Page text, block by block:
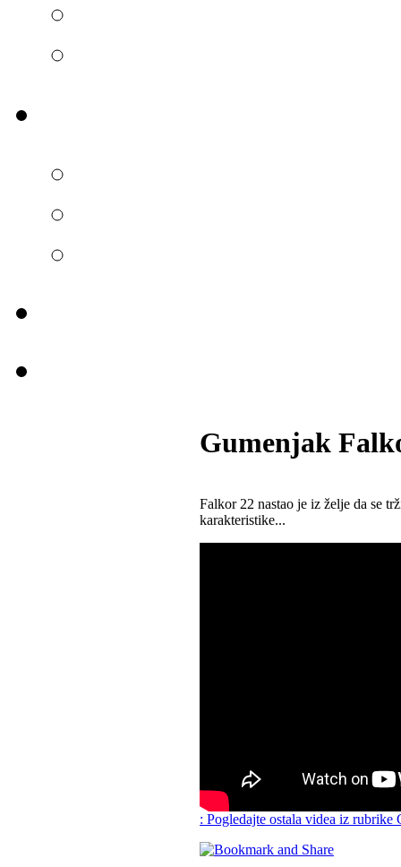
Gumenjak
Falkor 22 nastao je iz želje da se
karakteristike...
: Pogledajte ostala videa iz rubrike